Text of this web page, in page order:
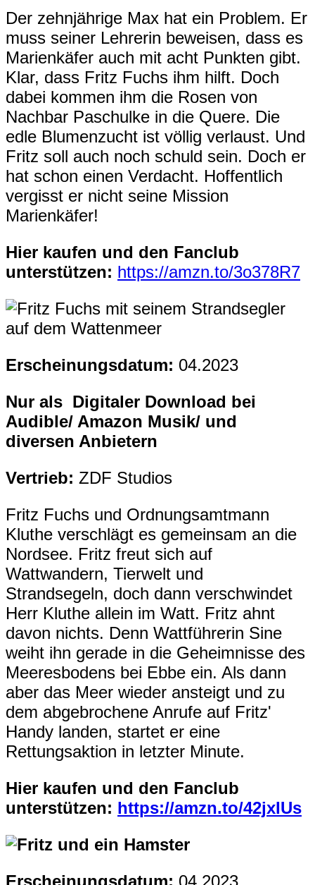
Der zehnjährige Max hat ein Problem. Er
muss seiner Lehrerin beweisen, dass es
Marienkäfer auch mit acht Punkten gibt.
Klar, dass Fritz Fuchs ihm hilft. Doch
dabei kommen ihm die Rosen von
Nachbar Paschulke in die Quere. Die
edle Blumenzucht ist völlig verlaust. Und
Fritz soll auch noch schuld sein. Doch er
hat schon einen Verdacht. Hoffentlich
vergisst er nicht seine Mission
Marienkäfer!
Hier kaufen und den Fanclub
unterstützen: https://amzn.to/3o378R7
Erscheinungsdatum: 04.2023
Nur als Digitaler Download bei
Audible/ Amazon Musik/ und
diversen Anbietern
Vertrieb: ZDF Studios
Fritz Fuchs und Ordnungsamtmann
Kluthe verschlägt es gemeinsam an die
Nordsee. Fritz freut sich auf
Wattwandern, Tierwelt und
Strandsegeln, doch dann verschwindet
Herr Kluthe allein im Watt. Fritz ahnt
davon nichts. Denn Wattführerin Sine
weiht ihn gerade in die Geheimnisse des
Meeresbodens bei Ebbe ein. Als dann
aber das Meer wieder ansteigt und zu
dem abgebrochene Anrufe auf Fritz'
Handy landen, startet er eine
Rettungsaktion in letzter Minute.
Hier kaufen und den Fanclub
unterstützen: https://amzn.to/42jxIUs
Erscheinungsdatum: 04.2023